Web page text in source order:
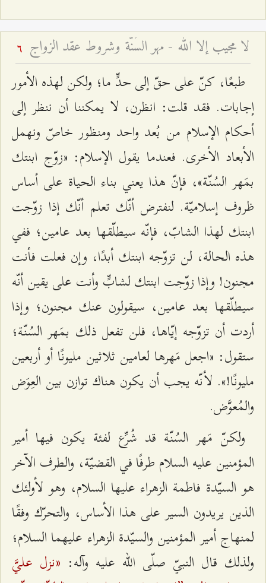
لا مجيب إلا الله - مهر السُنّة وشروط عقد الزواج 6
طبعًا، كنّ على حقّ إلى حدٍّ ما؛ ولكن لهذه الأمور
إجابات. فقد قلت: انظرن، لا يمكننا أن ننظر إلى
أحكام الإسلام من بُعد واحد ومنظور خاصّ ونهمل
الأبعاد الأخرى. فعندما يقول الإسلام: «زوّج ابنتك
بمَهر السُنّة»، فإنّ هذا يعني بناء الحياة على أساس
ظروف إسلاميّة. لنفترض أنّك تعلم أنّك إذا زوّجت
ابنتك لهذا الشابّ، فإنّه سيطلّقها بعد عامين؛ ففي
هذه الحالة، لن تزوّجه ابنتك أبدًا، وإن فعلت فأنت
مجنون! وإذا زوّجت ابنتك لشابٍّ وأنت على يقين أنّه
سيطلّقها بعد عامين، سيقولون عنك مجنون؛ وإذا
أردت أن تزوّجه إيّاها، فلن تفعل ذلك بمَهر السُنّة؛
ستقول: «اجعل مَهرها لعامين ثلاثين مليونًا أو أربعين
مليونًا!». لأنّه يجب أن يكون هناك توازن بين العِوَض
والمُعوَّض.
ولكنّ مَهر السُنّة قد شُرِّع لفئة يكون فيها أمير
المؤمنين عليه السلام طرفًا في القضيّة، والطرف الآخر
هو السيّدة فاطمة الزهراء عليها السلام، وهو لأولئك
الذين يريدون السير على هذا الأساس، والتحرّك وفقًا
لمنهاج أمير المؤمنين والسيّدة الزهراء عليهما السلام؛
ولذلك قال النبيّ صلّى الله عليه وآله: «نزل عليَّ